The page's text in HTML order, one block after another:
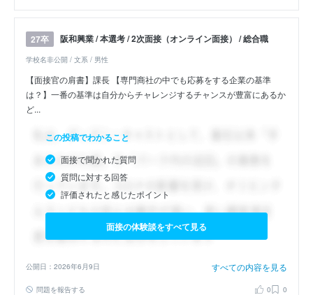
27卒 阪和興業 / 本選考 / 2次面接（オンライン面接） / 総合職
学校名非公開 / 文系 / 男性
【面接官の肩書】課長 【専門商社の中でも応募をする企業の基準
は？】一番の基準は自分からチャレンジするチャンスが豊富にあるか
ど...
この投稿でわかること
面接で聞かれた質問
質問に対する回答
評価されたと感じたポイント
面接の体験談をすべて見る
公開日：2026年6月9日 すべての内容を見る
問題を報告する 0 0